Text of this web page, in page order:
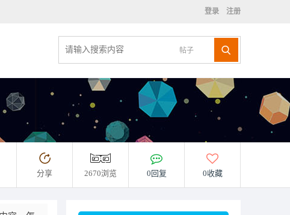
登录 注册
帖子
分享 2670浏览 0回复 0收藏